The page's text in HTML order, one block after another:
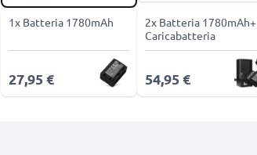
1x Batteria 1780mAh
27,95 €
2x Batteria 1780mAh+
Caricabatteria
54,95 €